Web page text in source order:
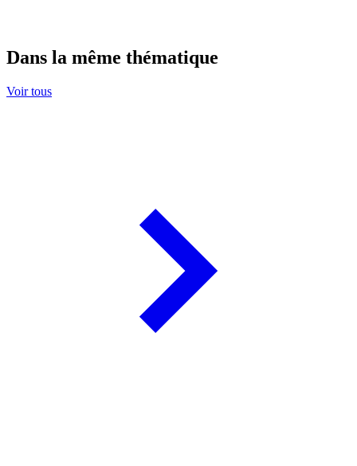
Dans la même thématique
Voir tous